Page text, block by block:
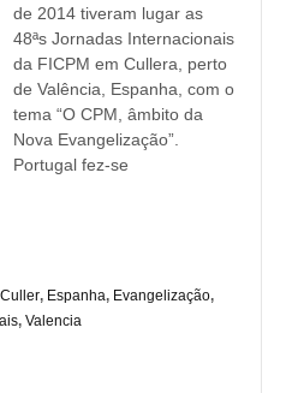
de 2014 tiveram lugar as
48ªs Jornadas Internacionais
da FICPM em Cullera, perto
de Valência, Espanha, com o
tema “O CPM, âmbito da
Nova Evangelização”.
Portugal fez-se
Culler, Espanha, Evangelização,
, Valencia